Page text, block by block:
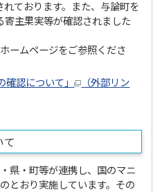
ております。また、与論町を
寄主果実等が確認されました
ームページをご参照くださ
確認について」
（外部リン
て
県・町等が連携し、国のマニ
とおり実施しています。その